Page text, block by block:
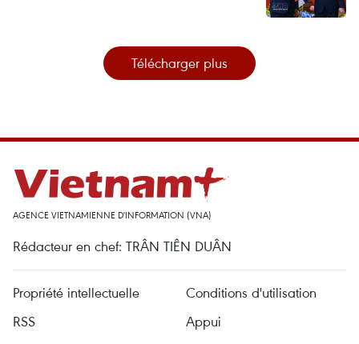
Télécharger plus
AGENCE VIETNAMIENNE D'INFORMATION (VNA)
Rédacteur en chef: TRÂN TIÊN DUÂN
Propriété intellectuelle
Conditions d'utilisation
RSS
Appui